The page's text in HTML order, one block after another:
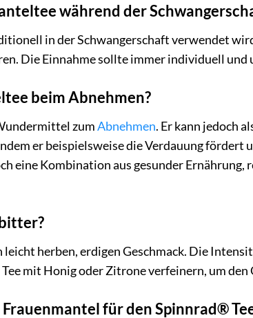
während der
in der Schwangerschaft verwendet
Die Einnahme sollte immer individuell
beim Abnehmen?
zumAbnehmen. Er kann jedoch
er beispielsweise die Verdauung fördert
eine Kombination aus gesunder Ernährung,
herben, erdigen Geschmack. Die
mit Honig oder Zitrone verfeinern, um den
für den Spinnrad®